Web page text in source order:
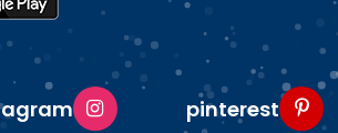
pinterest